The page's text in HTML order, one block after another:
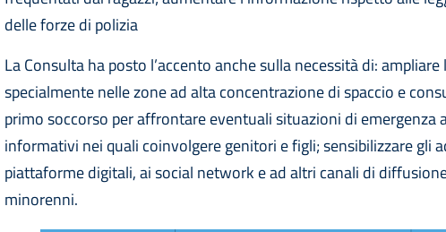
delle forze di polizia
La Consulta ha posto l’accento anche sulla necessità di:
specialmente nelle zone ad alta concentrazione di spaccio e
primo soccorso per affrontare eventuali situazioni di emergenza
informativi nei quali coinvolgere genitori e figli; sensibilizzare gli
piattaforme digitali, ai social network e ad altri canali di
minorenni.